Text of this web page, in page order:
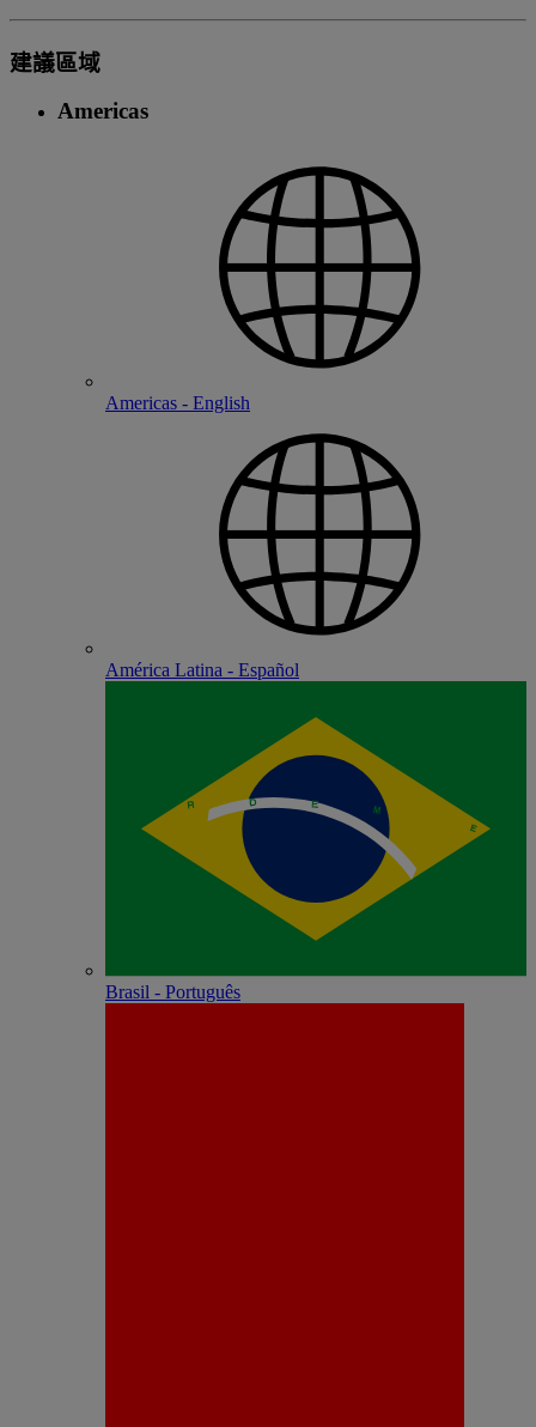
建議區域
Americas
Americas - English
América Latina - Español
Brasil - Português